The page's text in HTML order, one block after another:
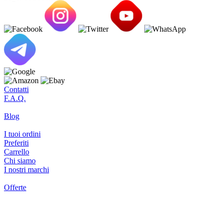
Contatti
F.A.Q.
Blog
I tuoi ordini
Preferiti
Carrello
Chi siamo
I nostri marchi
Offerte